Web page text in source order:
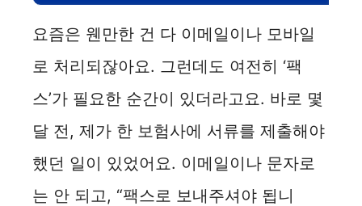
요즘은 웬만한 건 다 이메일이나 모바일
로 처리되잖아요. 그런데도 여전히 ‘팩
스’가 필요한 순간이 있더라고요. 바로 몇
달 전, 제가 한 보험사에 서류를 제출해야
했던 일이 있었어요. 이메일이나 문자로
는 안 되고, “팩스로 보내주셔야 됩니